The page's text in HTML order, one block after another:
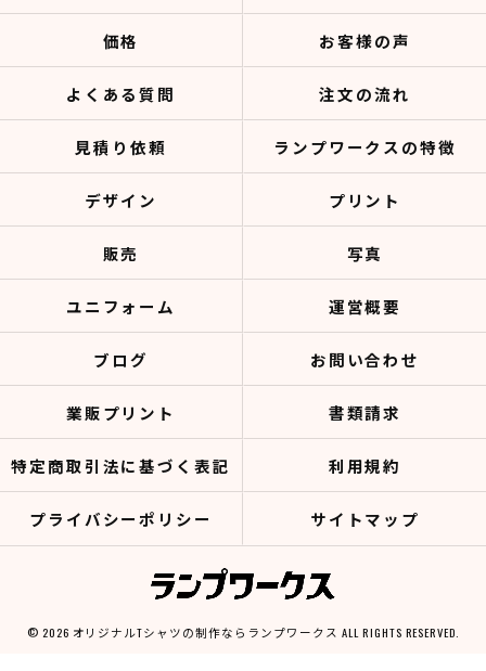
価格 お客様の声
よくある質問 注文の流れ
見積り依頼 ランプワークスの特徴
デザイン プリント
販売 写真
ユニフォーム 運営概要
ブログ お問い合わせ
業販プリント 書類請求
特定商取引法に基づく表記 利用規約
プライバシーポリシー サイトマップ
© 2026 オリジナルTシャツの制作ならランプワークス ALL RIGHTS RESERVED.